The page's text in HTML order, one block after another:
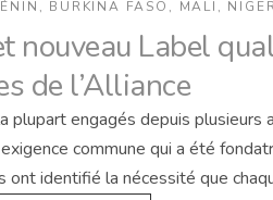
, BURKINA FASO , MALI ,
nouveau Label
de l’Alliance
engagés depuis plusieurs
commune qui a été
ont identifié la nécessité que